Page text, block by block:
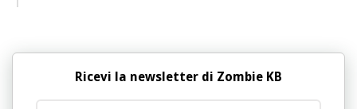
Ricevi la newsletter di Zombie KB